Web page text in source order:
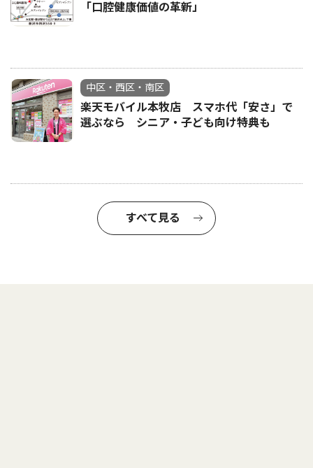
「口腔健康価値の革新」
中区・西区・南区
楽天モバイル本牧店 スマホ代「安さ」で
選ぶなら シニア・子ども向け特典も
すべて見る